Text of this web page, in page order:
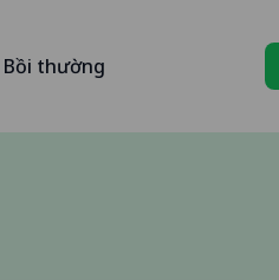
Bồi thường